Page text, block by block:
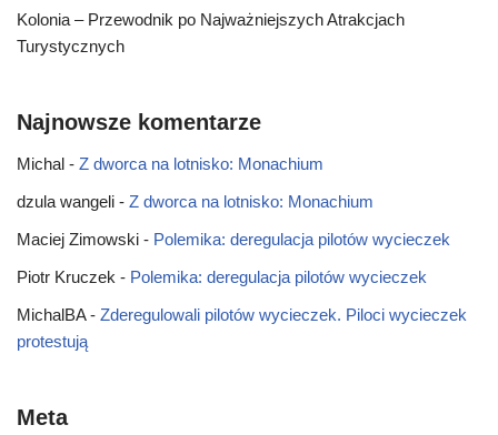
Kolonia – Przewodnik po Najważniejszych Atrakcjach
Turystycznych
Najnowsze komentarze
Michal - Z dworca na lotnisko: Monachium
dzula wangeli - Z dworca na lotnisko: Monachium
Maciej Zimowski - Polemika: deregulacja pilotów wycieczek
Piotr Kruczek - Polemika: deregulacja pilotów wycieczek
MichalBA- Zderegulowali pilotów wycieczek. Piloci wycieczek
protestują
Meta